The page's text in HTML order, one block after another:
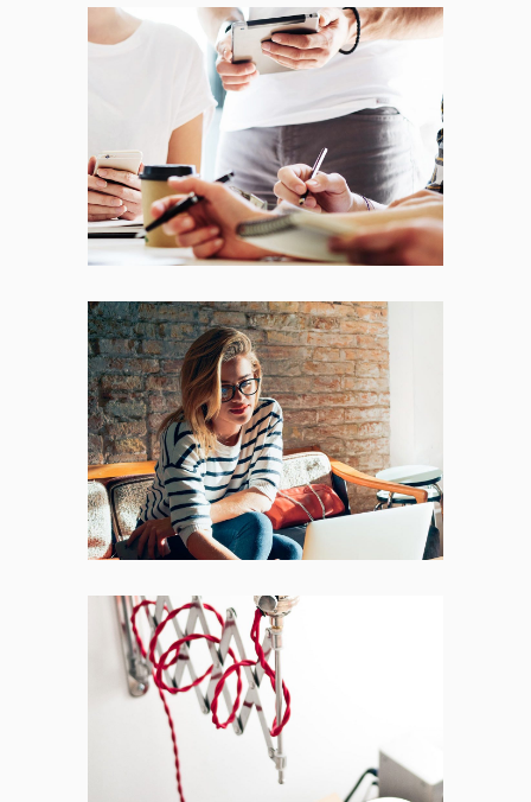
Fresh Start
BRANDING FEATURES
Places
BRANDING FEATURES
Acoustic
BRANDING CREATIVE